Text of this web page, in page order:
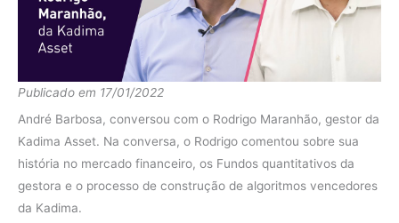
diferença -2.20%
Fundo
diferença
2014
12.72%
CDI 10.81%
diferença 1.91%
Publicado em 17/01/2022
André Barbosa, conversou com o Rodrigo Maranhão, gestor da
Kadima Asset. Na conversa, o Rodrigo comentou sobre sua
história no mercado financeiro, os Fundos quantitativos da
gestora e o processo de construção de algoritmos vencedores
da Kadima.